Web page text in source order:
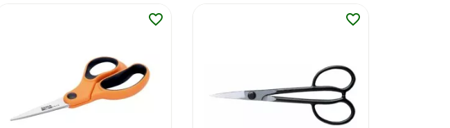
favorite_border favorite_border